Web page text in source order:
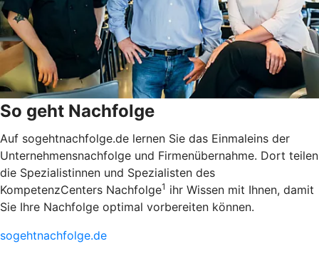
So geht Nachfolge
Auf sogehtnachfolge.de lernen Sie das Einmaleins der
Unternehmensnachfolge und Firmenübernahme. Dort teilen
die Spezialistinnen und Spezialisten des
KompetenzCenters Nachfolge1 ihr Wissen mit Ihnen, damit
Sie Ihre Nachfolge optimal vorbereiten können.
sogehtnachfolge.de